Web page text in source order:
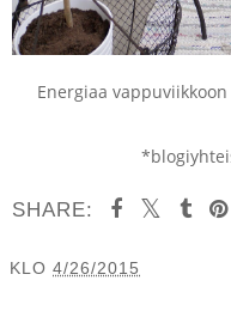
Energiaa
SHARE:
KLO 4/26/2015